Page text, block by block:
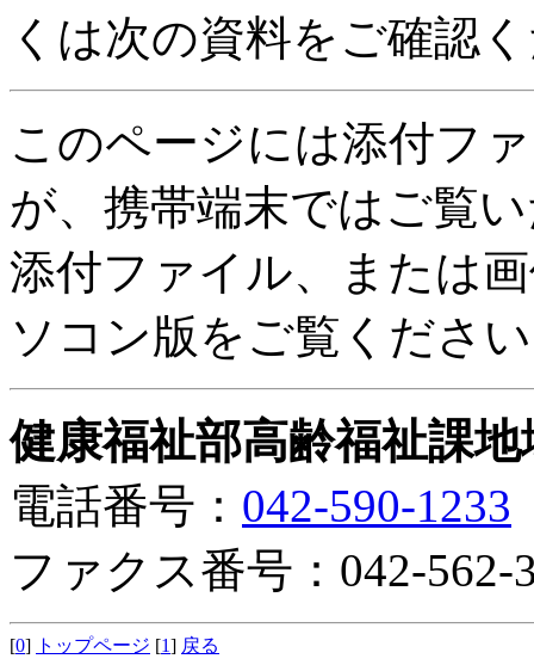
くは次の資料をご確認
このページには添付フ
が、携帯端末ではご覧
添付ファイル、または
ソコン版をご覧くださ
健康福祉部高齢福祉課
電話番号： 042-590-1233
ファクス番号：042-562-
[0] トップページ [1] 戻る